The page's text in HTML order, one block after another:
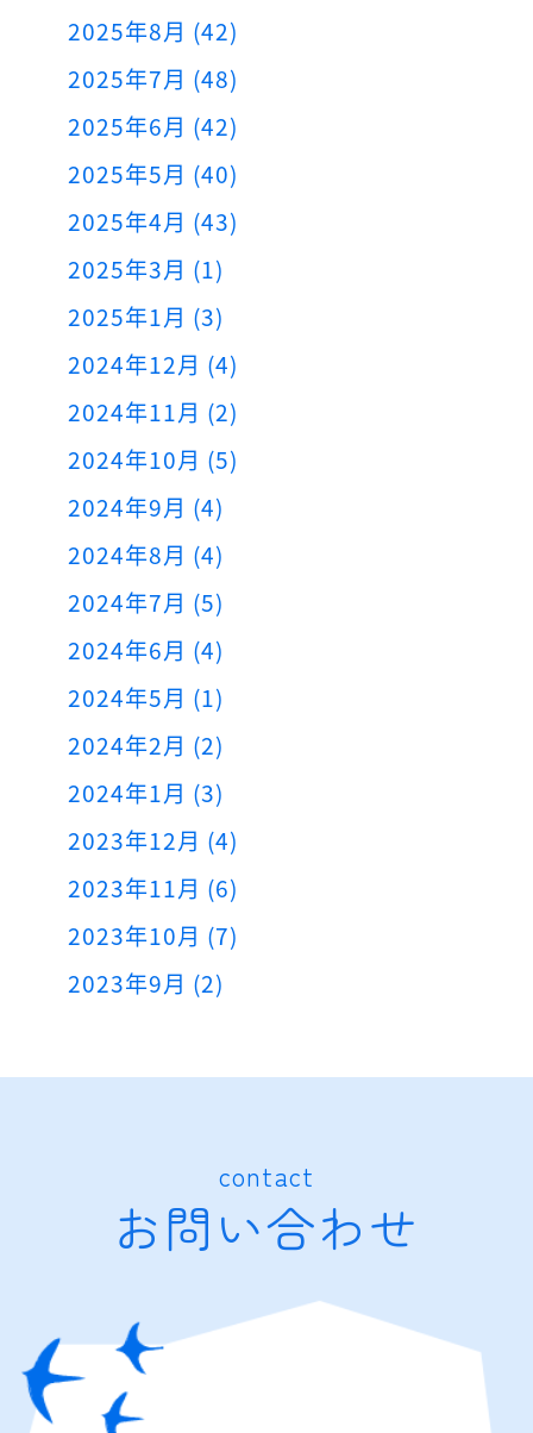
2025年8月 (42)
2025年7月 (48)
2025年6月 (42)
2025年5月 (40)
2025年4月 (43)
2025年3月 (1)
2025年1月 (3)
2024年12月 (4)
2024年11月 (2)
2024年10月 (5)
2024年9月 (4)
2024年8月 (4)
2024年7月 (5)
2024年6月 (4)
2024年5月 (1)
2024年2月 (2)
2024年1月 (3)
2023年12月 (4)
2023年11月 (6)
2023年10月 (7)
2023年9月 (2)
contact
お問い合わせ